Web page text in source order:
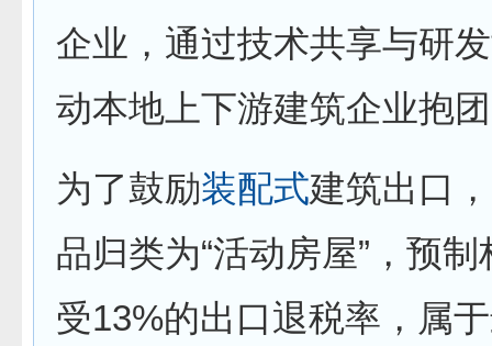
企业，通过技术共享与研
动本地上下游建筑企业抱
为了鼓励装配式建筑出口
品归类为“活动房屋”，预
受13%的出口退税率，属